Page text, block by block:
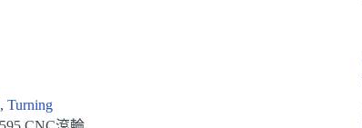
, Turning